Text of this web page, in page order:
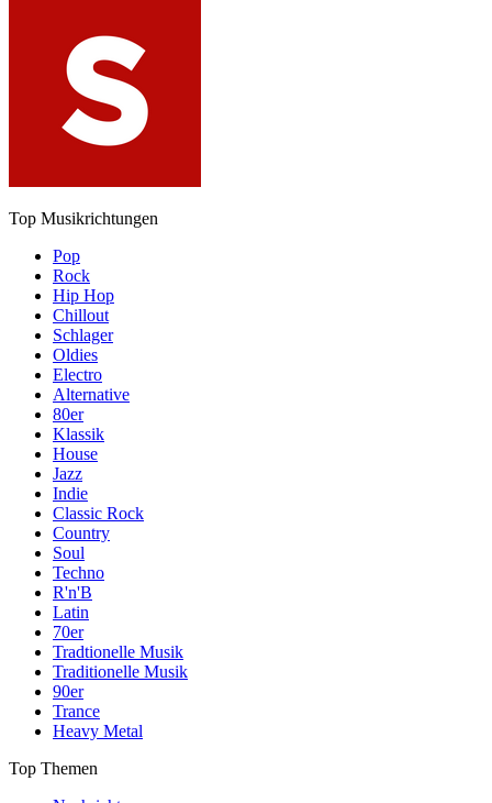
Top Musikrichtungen
Pop
Rock
Hip Hop
Chillout
Schlager
Oldies
Electro
Alternative
80er
Klassik
House
Jazz
Indie
Classic Rock
Country
Soul
Techno
R'n'B
Latin
70er
Tradtionelle Musik
Traditionelle Musik
90er
Trance
Heavy Metal
Top Themen